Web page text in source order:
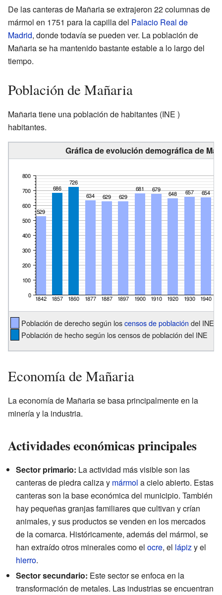
De las canteras de Mañaria se extrajeron 22 columnas de
mármol en 1751 para la capilla del Palacio Real de
Madrid, donde todavía se pueden ver. La población de
Mañaria se ha mantenido bastante estable a lo largo del
tiempo.
Población de Mañaria
Mañaria tiene una población de habitantes (INE )
habitantes.
Gráfica de evolución demográfica de
Población de derecho según loscensos de población del INE
Población de hecho según los censos de población del INE
Economía de Mañaria
La economía de Mañaria se basa principalmente en la
minería y la industria.
Actividades económicas principales
Sector primario: La actividad más visible son las
canteras de piedra caliza y mármol a cielo abierto. Estas
canteras son la base económica del municipio. También
hay pequeñas granjas familiares que cultivan y crían
animales, y sus productos se venden en los mercados
de la comarca. Históricamente, además del mármol, se
han extraído otros minerales como el ocre, el lápizy el
hierro.
Sector secundario: Este sector se enfoca en la
transformación de metales. Las industrias se encuentran